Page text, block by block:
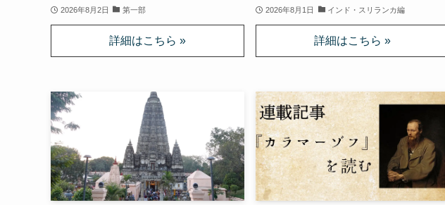
2026年8月2日 第一部 2026年8月1日 インド・スリランカ編